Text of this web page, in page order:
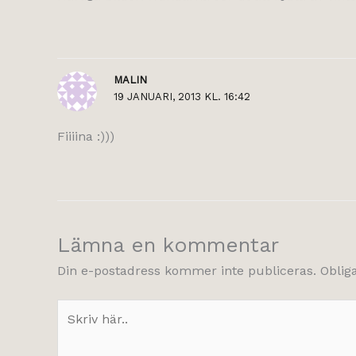
MALIN
19 JANUARI, 2013 KL. 16:42
Fiiiina :)))
Lämna en kommentar
Din e-postadress kommer inte publiceras.
här..